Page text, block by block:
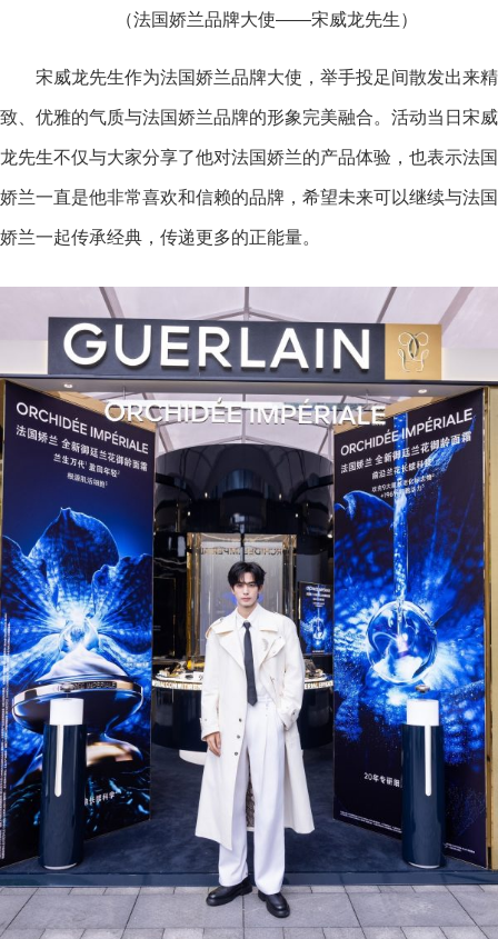
（法国娇兰品牌大使——宋威龙先生）
宋威龙先生作为法国娇兰品牌大使，举手投足间散发出来精
致、优雅的气质与法国娇兰品牌的形象完美融合。活动当日宋威
龙先生不仅与大家分享了他对法国娇兰的产品体验，也表示法国
娇兰一直是他非常喜欢和信赖的品牌，希望未来可以继续与法国
娇兰一起传承经典，传递更多的正能量。